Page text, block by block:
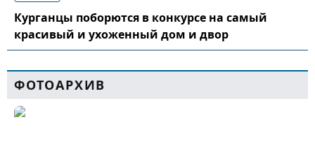
Курганцы поборются в конкурсе на самый
красивый и ухоженный дом и двор
ФОТОАРХИВ